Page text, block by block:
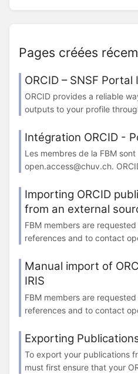
Pages créées
ORCID – SNSF
ORCID provides a reliable
outputs to your profile
Intégration ORCID -
Les membres de la FBM
open.access@chuv.ch.
Importing ORCID
from an external
FBM members are
references and to contact
Manual import of
IRIS
FBM members are
references and to contact
Exporting
To export your publications
must first ensure that your